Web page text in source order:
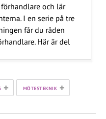
och lär
I en serie på tre
får du råden
Här är del
+ MÖTESTEKNIK +